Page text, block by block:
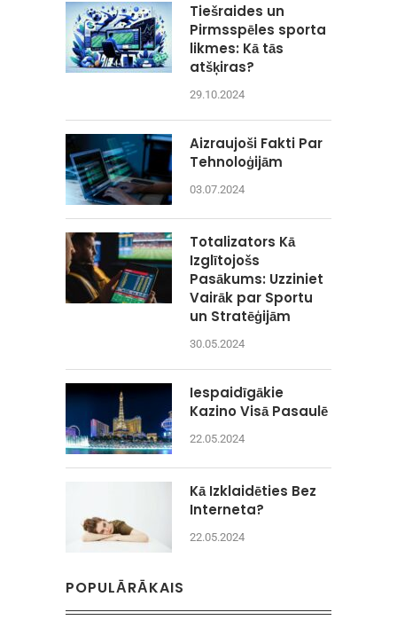
Tiešraides un
Pirmsspēles sporta
likmes: Kā tās
atšķiras?
29.10.2024
Aizraujoši Fakti Par
Tehnoloģijām
03.07.2024
Totalizators Kā
Izglītojošs
Pasākums: Uzziniet
Vairāk par Sportu
un Stratēģijām
30.05.2024
Iespaidīgākie
Kazino Visā Pasaulē
22.05.2024
Kā Izklaidēties Bez
Interneta?
22.05.2024
POPULĀRĀKAIS